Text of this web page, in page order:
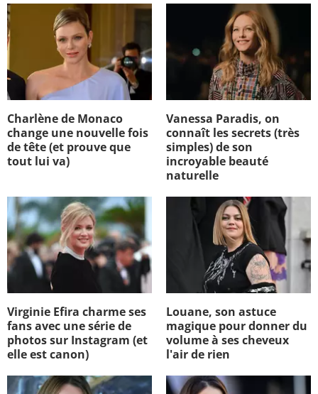
Charlène de Monaco
change une nouvelle fois
de tête (et prouve que
tout lui va)
Vanessa Paradis, on
connaît les secrets (très
simples) de son
incroyable beauté
naturelle
Virginie Efira charme ses
fans avec une série de
photos sur Instagram (et
elle est canon)
Louane, son astuce
magique pour donner du
volume à ses cheveux
l'air de rien